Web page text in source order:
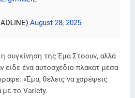
August 28, 2025
συγκίνηση της Έμα Στόουν, αλλά
είδε ένα αυτοσχέδιο πλακάτ μέσα
«Έμα, θέλεις να χορέψεις
με το Variety.